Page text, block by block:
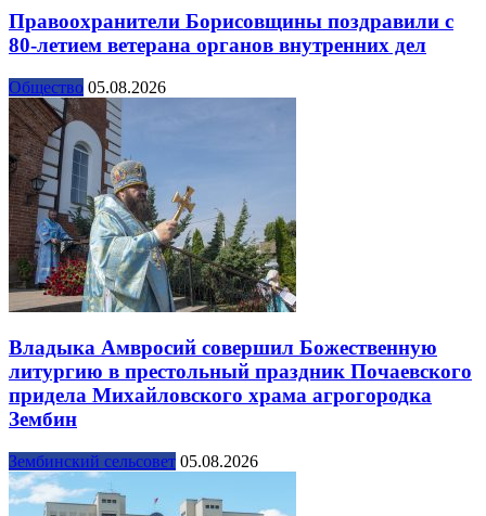
Правоохранители Борисовщины поздравили с
80-летием ветерана органов внутренних дел
Общество 05.08.2026
Владыка Амвросий совершил Божественную
литургию в престольный праздник Почаевского
придела Михайловского храма агрогородка
Зембин
Зембинский сельсовет 05.08.2026